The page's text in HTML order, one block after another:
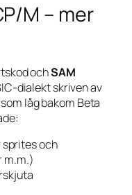
M – mer
ochSAM
dialekt skriven av
låg bakom Beta
sprites och
m.m.)